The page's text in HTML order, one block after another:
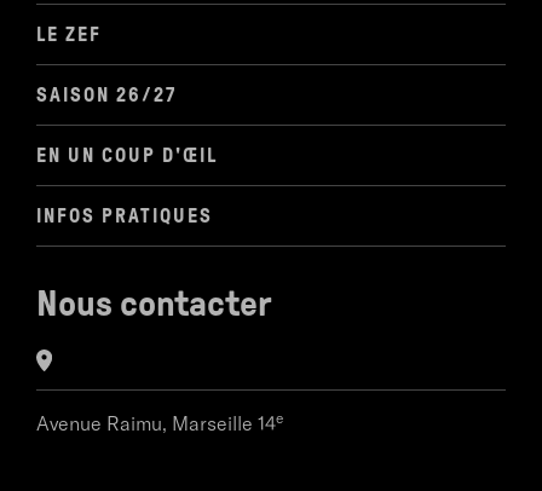
LE ZEF
SAISON 26/27
EN UN COUP D'ŒIL
INFOS PRATIQUES
Nous contacter
Avenue Raimu, Marseille 14e